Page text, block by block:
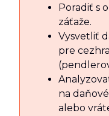
Poradiť s
záťaže.
Vysvetliť
pre
na
alebo